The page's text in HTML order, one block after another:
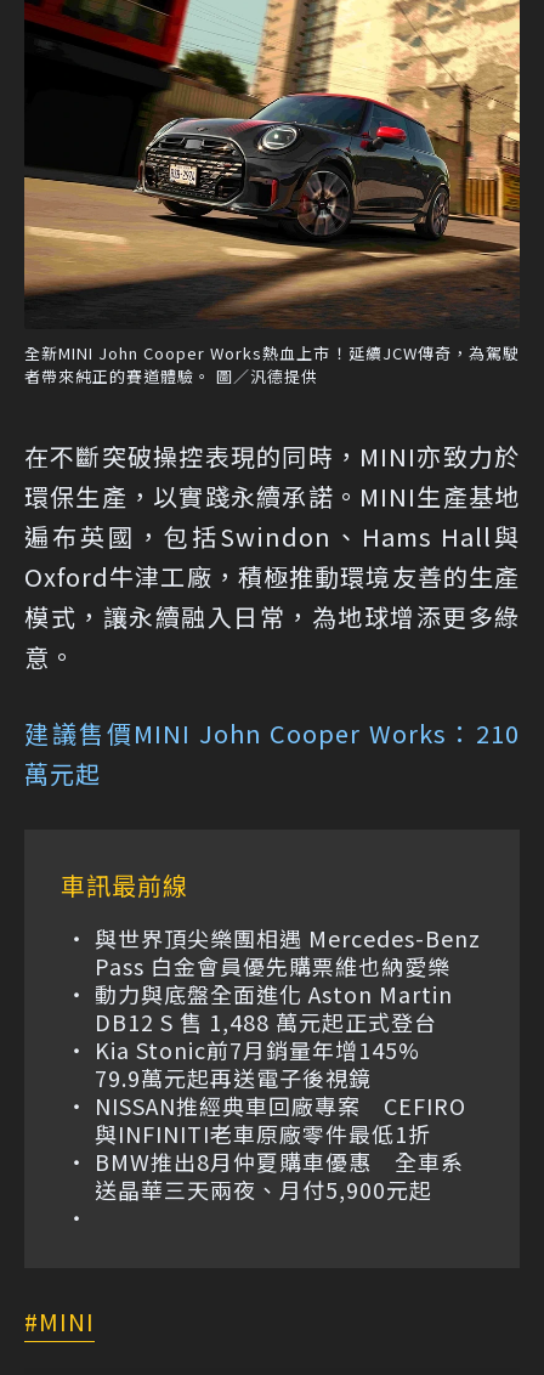
全新MINI John Cooper Works熱血上市！延續JCW傳奇，為駕駛
者帶來純正的賽道體驗。 圖／汎德提供
在不斷突破操控表現的同時，MINI亦致力於
環保生產，以實踐永續承諾。MINI生產基地
遍布英國，包括Swindon、Hams Hall與
Oxford牛津工廠，積極推動環境友善的生產
模式，讓永續融入日常，為地球增添更多綠
意。
建議售價MINI John Cooper Works：210
萬元起
車訊最前線
與世界頂尖樂團相遇 Mercedes-Benz
Pass 白金會員優先購票維也納愛樂
動力與底盤全面進化 Aston Martin
DB12 S 售 1,488 萬元起正式登台
Kia Stonic前7月銷量年增145%
79.9萬元起再送電子後視鏡
NISSAN推經典車回廠專案 CEFIRO
與INFINITI老車原廠零件最低1折
BMW推出8月仲夏購車優惠 全車系
送晶華三天兩夜、月付5,900元起
MINI